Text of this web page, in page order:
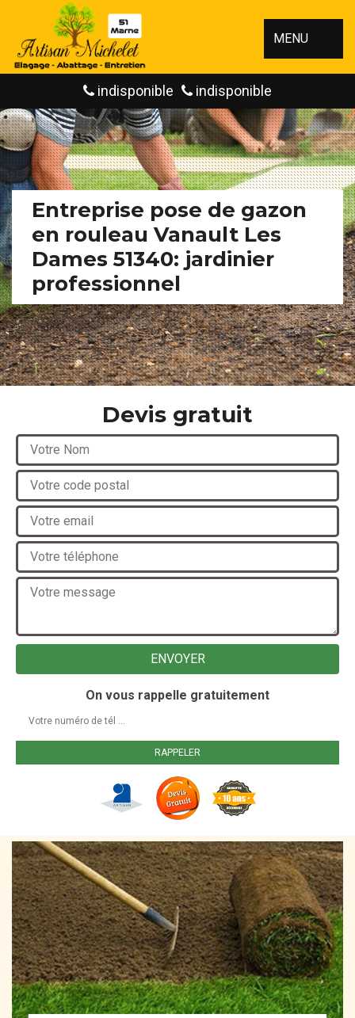
MENU
indisponible indisponible
Entreprise pose de gazon
en rouleau Vanault Les
Dames 51340: jardinier
professionnel
Devis gratuit
On vous rappelle gratuitement